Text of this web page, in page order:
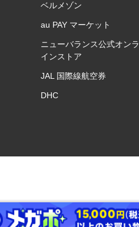
ベルメゾン
au PAY マーケット
ニューバランス公式オンラ
インストア
JAL 国際線航空券
DHC